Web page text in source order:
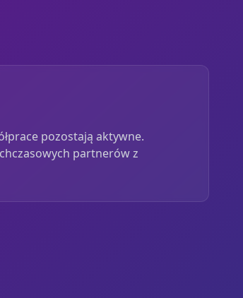
pozostają aktywne.
partnerów z